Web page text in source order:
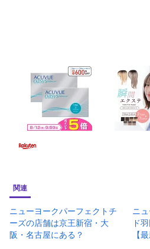
関連
ニューヨークパーフェクトチ
ーズの店舗は京王新宿・大
阪・名古屋にある？
ニ
ド
【